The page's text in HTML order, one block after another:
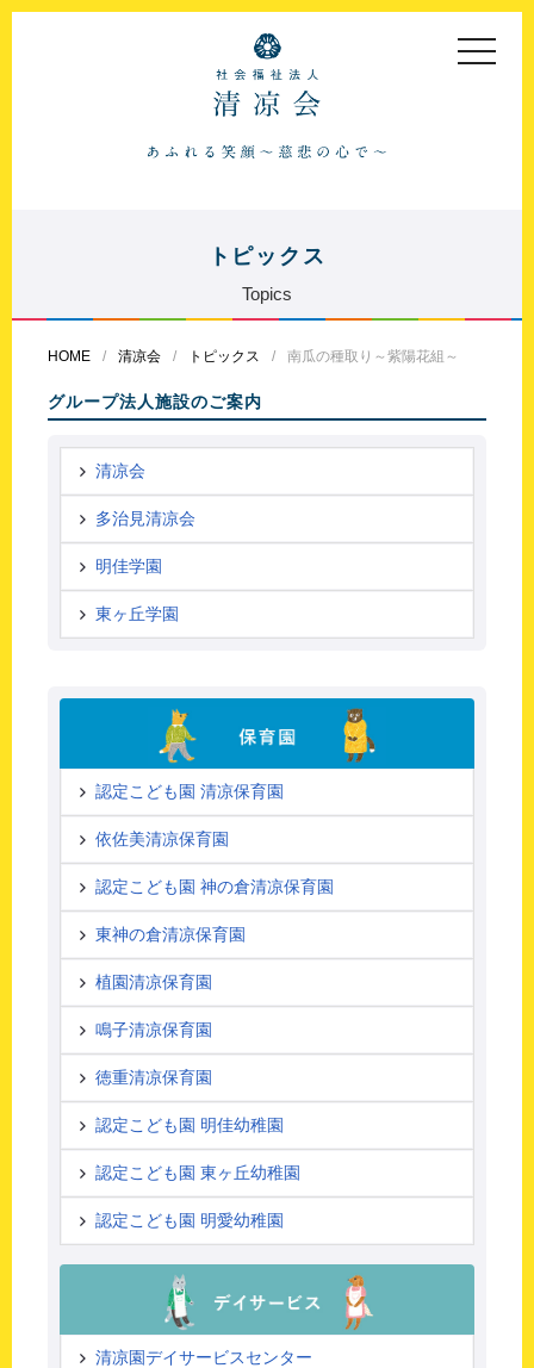
toggle
トピックス
Topics
HOME 清凉会 トピックス 南瓜の種取り～紫陽花組～
グループ法人施設のご案内
清凉会
多治見清凉会
明佳学園
東ヶ丘学園
認定こども園 清凉保育園
依佐美清凉保育園
認定こども園 神の倉清凉保育園
東神の倉清凉保育園
植園清凉保育園
鳴子清凉保育園
徳重清凉保育園
認定こども園 明佳幼稚園
認定こども園 東ヶ丘幼稚園
認定こども園 明愛幼稚園
清凉園デイサービスセンター